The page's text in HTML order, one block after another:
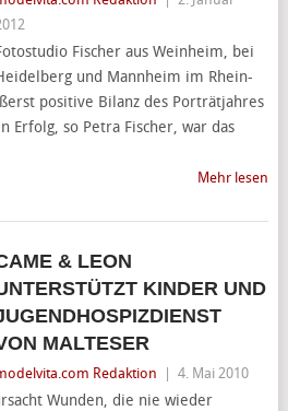
Fischer aus Weinheim, bei
und Mannheim im Rhein-
positive Bilanz des Porträtjahres
Erfolg, so Petra Fischer, war das
Mehr lesen
& LEON
KINDER UND
MALTESER
Redaktion 4. Mai 2010
Wunden, die nie wieder